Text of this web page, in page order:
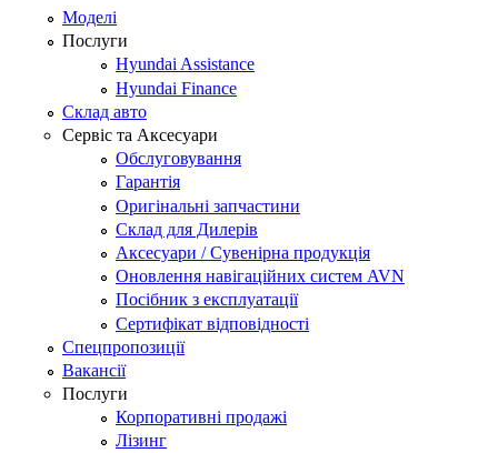
Моделі
Послуги
Hyundai Assistance
Hyundai Finance
Склад авто
Сервіс та Аксесуари
Обслуговування
Гарантія
Оригінальні запчастини
Склад для Дилерів
Аксесуари / Сувенірна продукція
Оновлення навігаційних систем AVN
Посібник з експлуатації
Сертифікат відповідності
Спецпропозиції
Вакансії
Послуги
Корпоративні продажі
Лізинг